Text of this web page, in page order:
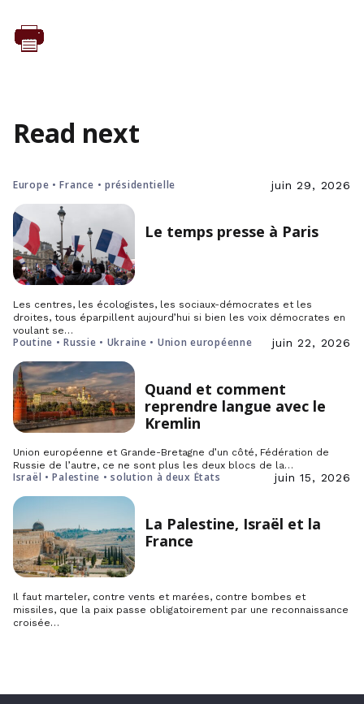
Read next
Europe • France • présidentielle juin 29, 2026
Le temps presse à Paris
Les centres, les écologistes, les sociaux-démocrates et les
droites, tous éparpillent aujourd’hui si bien les voix démocrates en
voulant se…
Poutine • Russie • Ukraine • Union européenne juin 22, 2026
Quand et comment
reprendre langue avec le
Kremlin
Union européenne et Grande-Bretagne d’un côté, Fédération de
Russie de l’autre, ce ne sont plus les deux blocs de la…
Israël • Palestine • solution à deux États juin 15, 2026
La Palestine, Israël et la
France
Il faut marteler, contre vents et marées, contre bombes et
missiles, que la paix passe obligatoirement par une reconnaissance
croisée…